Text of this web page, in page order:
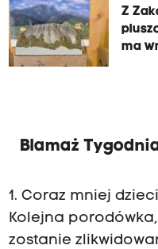
Z
ma
Blamaż
1. Coraz mniej
Kolejna
zostanie